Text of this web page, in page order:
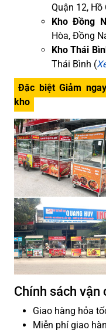
Quận 12, Hồ
Kho Đồng
Hòa, Đồng
Kho Thái
Thái Bình (
Đặc biệt Giảm
kho
Chính sách vận
Giao hàng hỏa
Miễn phí giao